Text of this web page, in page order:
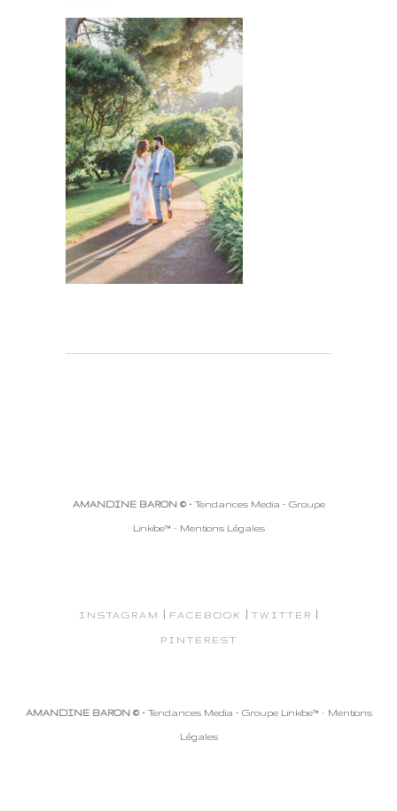
AMANDINE BARON © -Tendances Media - Groupe
Linkibe™ - Mentions Légales
INSTAGRAM | FACEBOOK | TWITTER |
PINTEREST
AMANDINE BARON © -Tendances Media - Groupe Linkibe™ - Mentions
Légales